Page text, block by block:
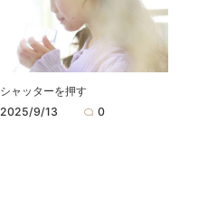
シャッターを押す
2025/9/13
0